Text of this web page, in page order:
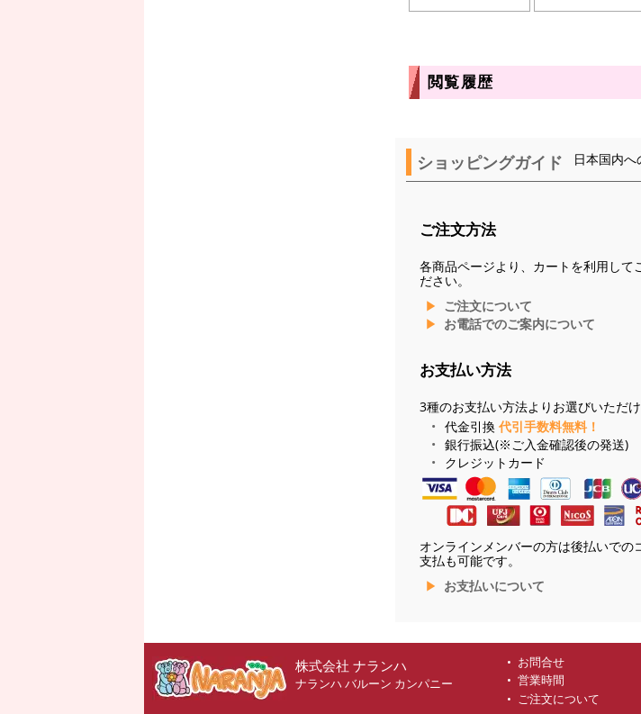
閲覧履歴
ショッピングガイド 日本国内
ご注文方法
各商品ページより、カートを利用して
ださい。
ご注文について
お電話でのご案内について
お支払い方法
3種のお支払い方法よりお選びいただけ
代金引換 代引手数料無料！
銀行振込(※ご入金確認後の発送)
クレジットカード
オンラインメンバーの方は後払いでの
支払も可能です。
お支払いについて
株式会社 ナランハ
ナランハ バルーン カンパニー
お問合せ
営業時間
ご注文について